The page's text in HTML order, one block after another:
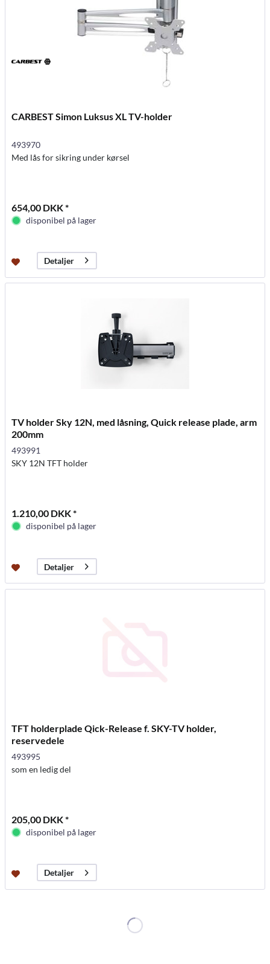
CARBEST Simon Luksus XL TV-holder
493970
Med lås for sikring under kørsel
654,00 DKK *
disponibel på lager
Detaljer
TV holder Sky 12N, med låsning, Quick release plade, arm
200mm
493991
SKY 12N TFT holder
1.210,00 DKK *
disponibel på lager
Detaljer
TFT holderplade Qick-Release f. SKY-TV holder,
reservedele
493995
som en ledig del
205,00 DKK *
disponibel på lager
Detaljer